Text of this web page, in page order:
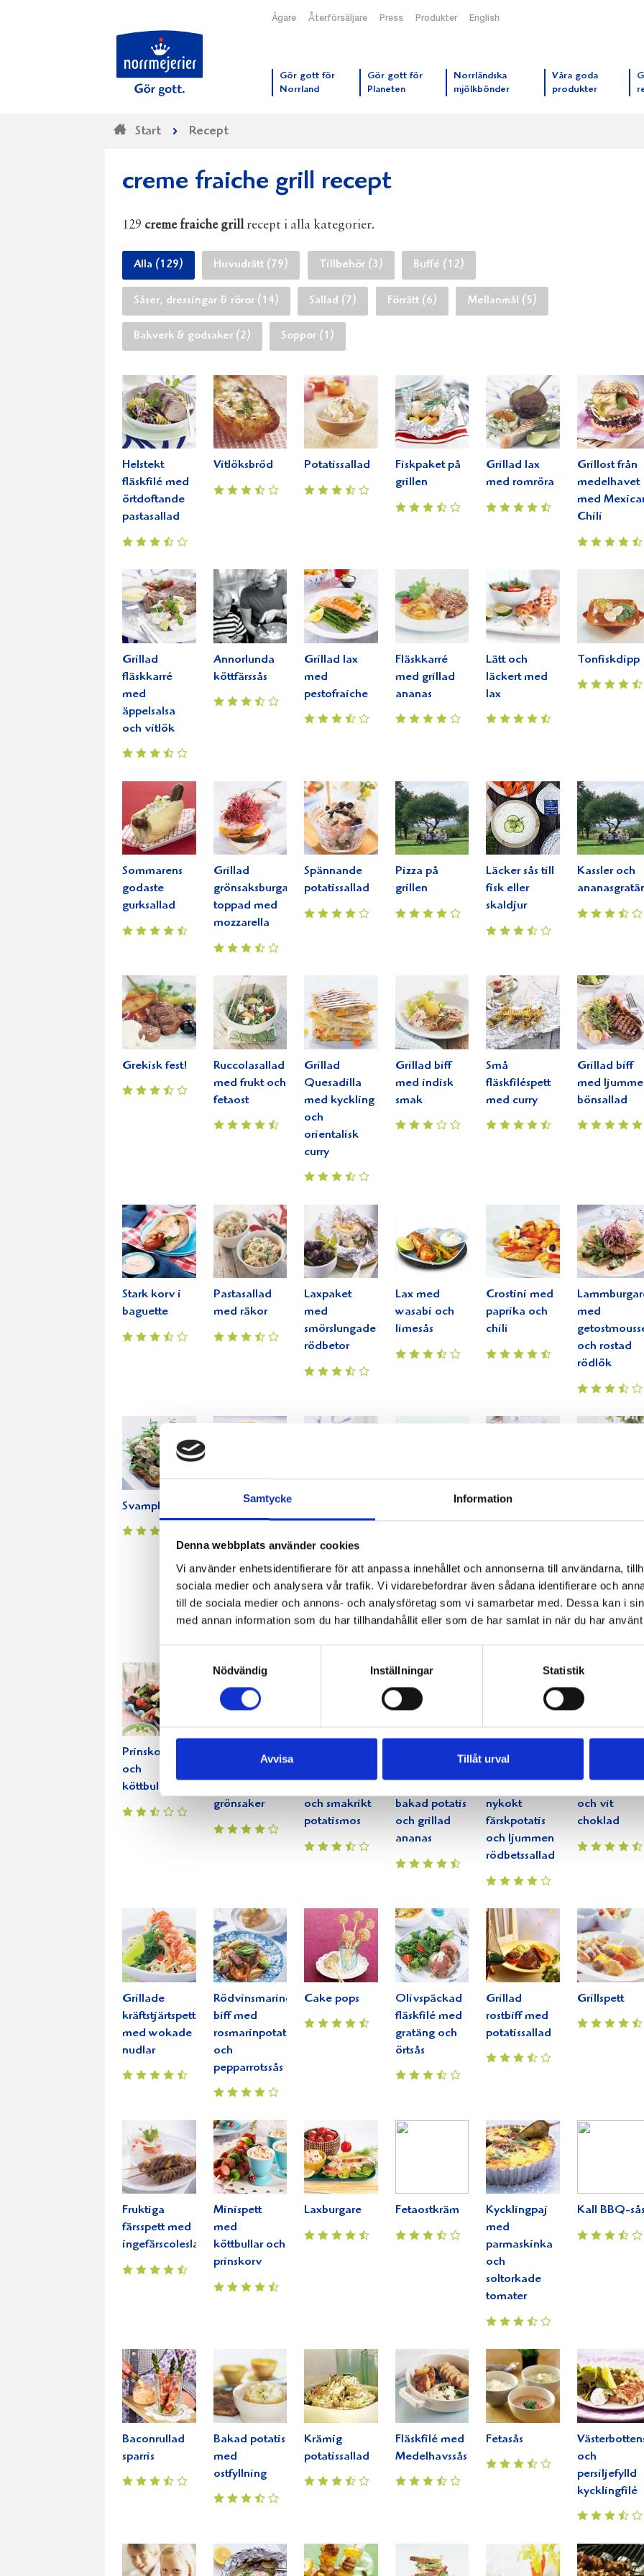
Samtycke Information
Denna webbplats använder cookies
Vi använder enhetsidentifierare för att anpassa innehållet och annonserna till användarna,
sociala medier och analysera vår trafik. Vi vidarebefordrar även sådana identifierare och
till de sociala medier och annons- och analysföretag som vi samarbetar med. Dessa kan i
med annan information som du har tillhandahållit eller som de har samlat in när du har
Nödvändig
Inställningar Statistik
Avvisa Tillåt urval
Ägare Återförsäljare Press Produkter English
Gör gott för
Norrland
Gör gott för
Planeten
Norrländska
mjölkbönder
Våra goda
produkter
Start Recept
creme fraiche grill recept
129 creme fraiche grillrecept i alla kategorier.
Alla (129) Huvudrätt (79) Tillbehör (3) Buffé (12)
Såser, dressingar & röror (14) Sallad (7) Förrätt (6) Mellanmål (5)
Bakverk & godsaker (2) Soppor (1)
Helstekt
fläskfilé med
örtdoftande
pastasallad
Vitlöksbröd Potatissallad
Fiskpaket på
grillen
Grillad lax
med romröra
Grillost från
medelhavet
med
Chili
Grillad
fläskkarré
med
äppelsalsa
och vitlök
Annorlunda
köttfärssås
Grillad lax
med
pestofraiche
Fläskkarré
med grillad
ananas
Lätt och
läckert med
lax
Tonfiskdipp
Sommarens
godaste
gurksallad
Grillad
grönsaksburgare
toppad med
mozzarella
Spännande
potatissallad
Pizza på
grillen
Läcker sås till
fisk eller
skaldjur
Kassler och
Grekisk fest!
Ruccolasallad
med frukt och
fetaost
Grillad
Quesadilla
med kyckling
och
orientalisk
curry
Grillad biff
med indisk
smak
Små
fläskfiléspett
med curry
Grillad biff
med
bönsallad
Stark korv i
baguette
Pastasallad
med räkor
Laxpaket
med
smörslungade
rödbetor
Lax med
wasabi och
limesås
Crostini med
paprika och
chili
med
och rostad
rödlök
Svampbruschetta
Lammburgare
med smak av
basilika
fläskkarré
med
och
Orientalisk
Curry
gott från
Marinerad
fläskkarré
med grillad
Prinskorv-
och
köttbullespett
Köttbullespett
grönsaker
och smakrikt
potatismos
Spareribs med
bakad potatis
och grillad
ananas
Dragonfylld
nykokt
färskpotatis
och ljummen
rödbetssallad
och vit
choklad
Grillade
kräftstjärtspett
med wokade
nudlar
Rödvinsmarinerad
biff med
rosmarinpotatis
och
pepparrotssås
Cake pops
Olivspäckad
fläskfilé med
gratäng och
örtsås
Grillad
rostbiff med
potatissallad
Grillspett
Fruktiga
färsspett med
ingefärscoleslaw
Minispett
med
köttbullar och
prinskorv
Laxburgare Fetaostkräm
Kycklingpaj
med
parmaskinka
och
soltorkade
tomater
Kall BBQ-
Baconrullad
sparris
Bakad potatis
med
ostfyllning
Krämig
potatissallad
Fläskfilé med
Medelhavssås
Fetasås
och
persiljefylld
kycklingfilé